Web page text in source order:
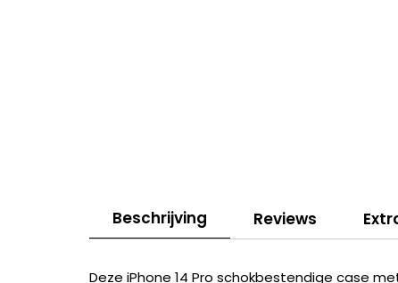
Beschrijving Reviews
Deze iPhone 14 Pro schokbestendige case